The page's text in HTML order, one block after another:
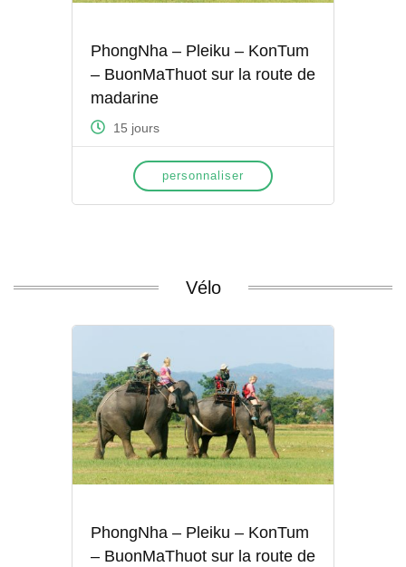
PhongNha – Pleiku – KonTum
– BuonMaThuot sur la route de
madarine
15 jours
personnaliser
Vélo
PhongNha – Pleiku – KonTum
– BuonMaThuot sur la route de